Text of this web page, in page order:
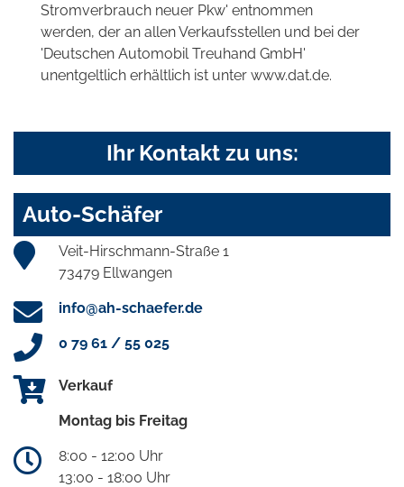
Stromverbrauch neuer Pkw' entnommen
werden, der an allen Verkaufsstellen und bei der
'Deutschen Automobil Treuhand GmbH'
unentgeltlich erhältlich ist unter www.dat.de.
Ihr Kontakt zu uns:
Auto-Schäfer
Veit-Hirschmann-Straße 1
73479 Ellwangen
info@ah-schaefer.de
0 79 61 / 55 025
Verkauf
Montag bis Freitag
8:00 - 12:00 Uhr
13:00 - 18:00 Uhr